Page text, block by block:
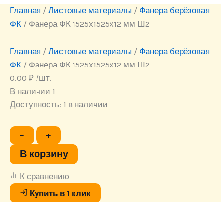
Главная / Листовые материалы / Фанера берёзовая
ФК / Фанера ФК 1525х1525х12 мм Ш2
Главная / Листовые материалы / Фанера берёзовая
ФК / Фанера ФК 1525х1525х12 мм Ш2
0.00 ₽ /шт.
В наличии 1
Доступность: 1 в наличии
−
Количество
товара
Фанера
ФК
мм
+
В корзину
К сравнению
Купить в 1 клик